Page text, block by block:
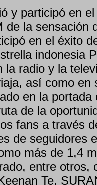
y participó en
de la sensación
en el éxito
indonesia
la radio y la
así como en
en la
de la
fans a través
de seguidores
más de 1,4
entre otros,
Te,